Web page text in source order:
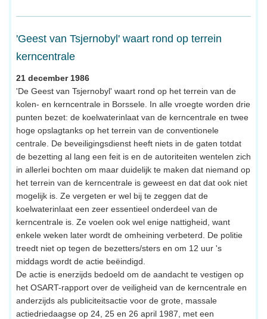
'Geest van Tsjernobyl' waart rond op terrein
kerncentrale
21 december 1986
'De Geest van Tsjernobyl' waart rond op het terrein van de
kolen- en kerncentrale in Borssele. In alle vroegte worden drie
punten bezet: de koelwaterinlaat van de kerncentrale en twee
hoge opslagtanks op het terrein van de conventionele
centrale. De beveiligingsdienst heeft niets in de gaten totdat
de bezetting al lang een feit is en de autoriteiten wentelen zich
in allerlei bochten om maar duidelijk te maken dat niemand op
het terrein van de kerncentrale is geweest en dat dat ook niet
mogelijk is. Ze vergeten er wel bij te zeggen dat de
koelwaterinlaat een zeer essentieel onderdeel van de
kerncentrale is. Ze voelen ook wel enige nattigheid, want
enkele weken later wordt de omheining verbeterd. De politie
treedt niet op tegen de bezetters/sters en om 12 uur 's
middags wordt de actie beëindigd.
De actie is enerzijds bedoeld om de aandacht te vestigen op
het OSART-rapport over de veiligheid van de kerncentrale en
anderzijds als publiciteitsactie voor de grote, massale
actiedriedaagse op 24, 25 en 26 april 1987, met een